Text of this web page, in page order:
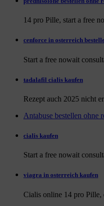
14 pro Pille, start a free
cenforce in osterreich
Start a free nowait
tadalafil cialis kaufen
Rezept auch 2025 nicht
Antabuse bestellen ohne
cialis kaufen
Start a free nowait
viagra in osterreich kaufen
Cialis online 14 pro Pille,